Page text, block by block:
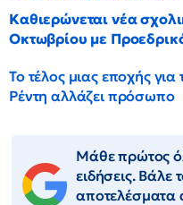
Καθιερώνεται νέα
Οκτωβρίου με
Το τέλος μιας εποχής
Ρέντη αλλάζει πρόσωπο
Μάθε πρώτος
ειδήσεις.
αποτελέσματα